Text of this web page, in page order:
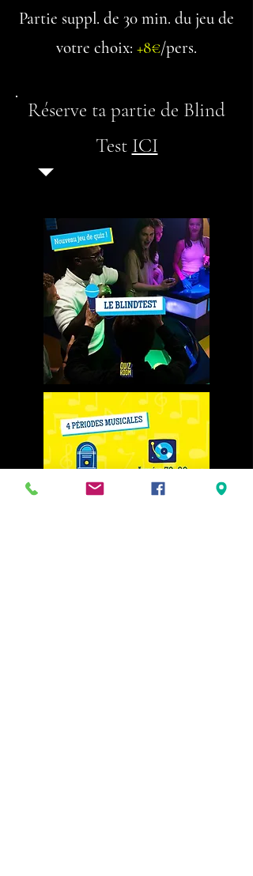
Partie suppl. de 30 min. du jeu de
votre choix: +8€/pers.
Réserve ta partie de Blind
Test ICI